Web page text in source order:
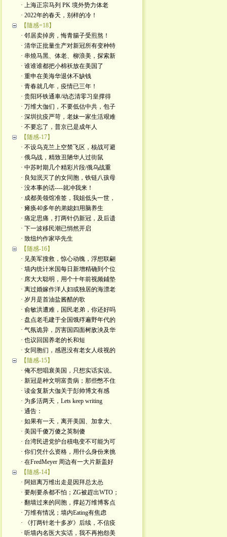
· 上海正宗马列 PK 境外势力体老
· 2022年的春天，别样的冷！
【隨感=18】
· 邻居卖掉房，悔青腸子受煎熬！
· 清华正批量生产对新冠所有变种特
· 串燒马黑、体老、柳浪美，探索新
· 谁谁谁都把小棉袄放在美国了
· 重申在美海华退休不缺钱
· 青春就几年，疫情已三年！
· 贵阳环铁通車/动态清零习皇撑得
· 万维大伽们，不要低估中共，包子
· 深圳抗疫严苛，老妹一家生活艰难
· 不要忘了，普京已是成年人
【随感-17】
· 不设乌克兰上空禁飞区，核战可避
· 俄乌战，精致丑陋华人过街鼠
· 中苏时期几个精彩片段/俄乌战重
· 良知泯灭了的女同胞，铁链八孩母
· 没本事的话----就冲我来！
· 成都美领馆准签，我姐低头一世，
· 瘫痪40多年的弟媳妇用脑养生
· 痛定思痛，打两针仍新冠，及后遗
· 下一波移民潮已悄然开启
· 致纽约作家毕先生
【随感-16】
· 见美军搜救，惊心动魄，浮想联翩
· 墙内统计米国每日新增精确到个位
· 席大大聪明，用个十年前视频鋪垫
· 离过婚嫁作洋人妇或独居的海漂老
· 岁月是首油盐酱醋的歌
· 俞敏洪遭难，国民老弟，你还好吗
· 盘点老毛建于全国饿殍遍野年代的
· 气氛诡异，厉害国四面树敌泱及华
· 也议回国养老的长和短
· 女同胞们，感恩没有老女人歧视的
【隨感-15】
· 俺不想唱衰美国，只想实话实说。
· 新冠是种文明富贵病；那些憋不住
· 读金复新大伽关于彭帅博文有感
· 为多活两天，Lets keep writing
· 通告：
· 如果有一天，离开美国、加拿大、
· 美国千傻万傻之英制傻
· 台湾民进党护台積电变不可能为可
· 你们凭什么资格，用什么身份来挑
· 在FredMeyer 周边有一大片新盖好
【隨感-14】
· 阿妞离万维出走是因拜总太怂
· 要剮要杀都不怕；ZG被趕出WTO；
· 翻墙过来的同胞，撑起万维博客点
· 万维有情况；墙内Eating有焦虑
· 《打两针老十多岁》后续，不信疫
· 听墙内名医大实话，我不再抱怨美